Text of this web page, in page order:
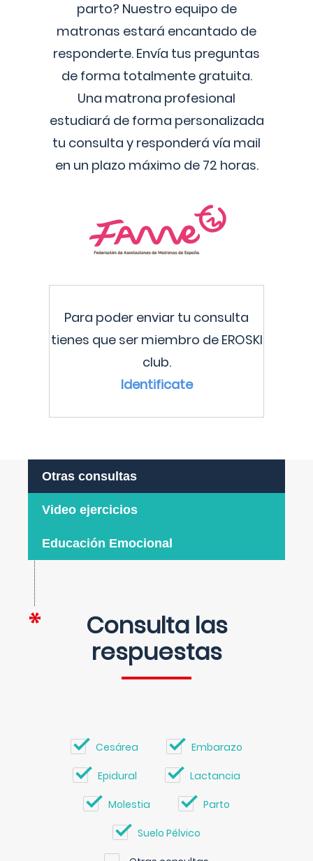
parto? Nuestro equipo de
matronas estará encantado de
responderte. Envía tus preguntas
de forma totalmente gratuita.
Una matrona profesional
estudiará de forma personalizada
tu consulta y responderá vía mail
en un plazo máximo de 72 horas.
Para poder enviar tu consulta
tienes que ser miembro de EROSKI
club.
Identificate
Otras consultas
Video ejercicios
Educación Emocional
Consulta las
respuestas
Cesárea Embarazo
Epidural Lactancia
Molestia Parto
Suelo Pélvico